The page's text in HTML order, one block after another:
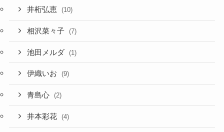
井桁弘恵 (10)
相沢菜々子 (7)
池田メルダ (1)
伊織いお (9)
青島心 (2)
井本彩花 (4)